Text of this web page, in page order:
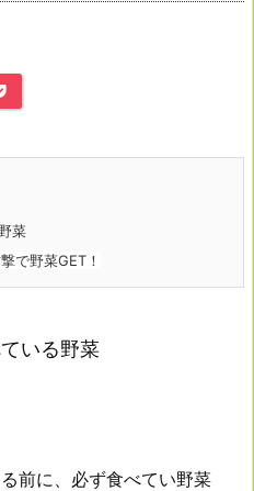
菜
で野菜GET！
いる野菜
前に、必ず食べてい野菜